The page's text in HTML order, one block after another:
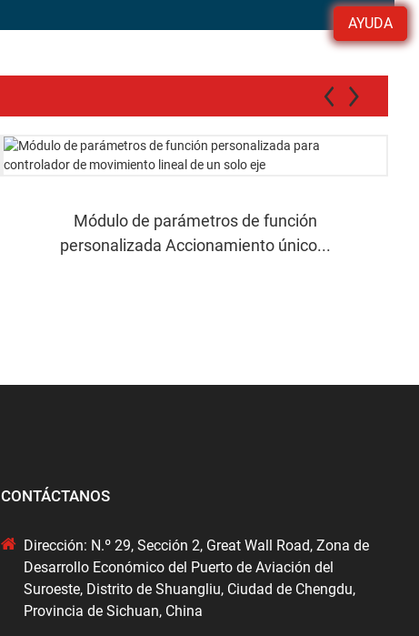
AYUDA
Módulo de parámetros de función
personalizada Accionamiento único...
CONTÁCTANOS
Dirección: N.º 29, Sección 2, Great Wall Road, Zona de
Desarrollo Económico del Puerto de Aviación del
Suroeste, Distrito de Shuangliu, Ciudad de Chengdu,
Provincia de Sichuan, China